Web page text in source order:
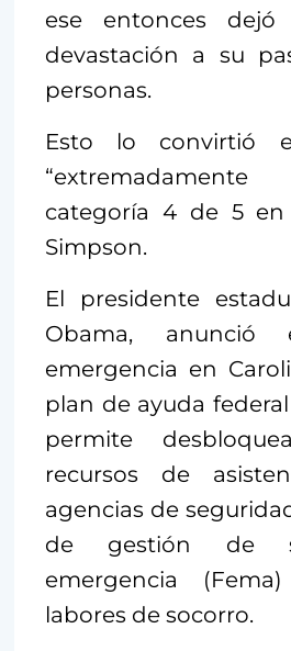
ese entonces
devastación a su
personas.
Esto lo convirtió
categoría 4 de 5 en
Simpson.
El presidente
Obama,
emergencia en
plan de ayuda
permite
recursos de
agencias de
de gestión de
emergencia
labores de socorro.